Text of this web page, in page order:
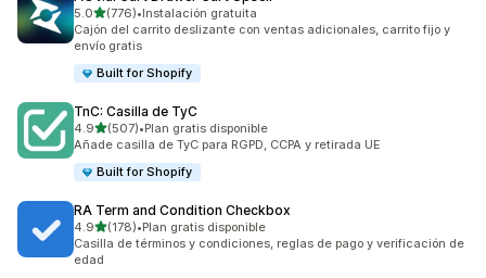
5.0de 5 estrellas
(776)
776 reseñas en total
•Instalación gratuita
Cajón del carrito deslizante con ventas adicionales, carrito fijo y
envío gratis
Built for Shopify
TnC: Casilla de TyC
4.9de 5 estrellas
(507)
507 reseñas en total
•Plan gratis disponible
Añade casilla de TyC para RGPD, CCPA y retirada UE
Built for Shopify
RA Term and Condition Checkbox
4.9de 5 estrellas
(178)
178 reseñas en total
•Plan gratis disponible
Casilla de términos y condiciones, reglas de pago y verificación de
edad